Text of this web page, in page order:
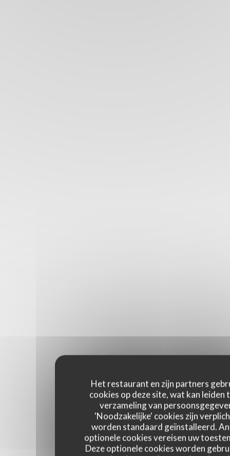
Het restaurant en zijn partners
cookies op deze site, wat kan leiden
verzameling van
'Noodzakelijke' cookies zijn
worden standaard geïnstalleerd.
optionele cookies vereisen uw
Deze optionele cookies worden